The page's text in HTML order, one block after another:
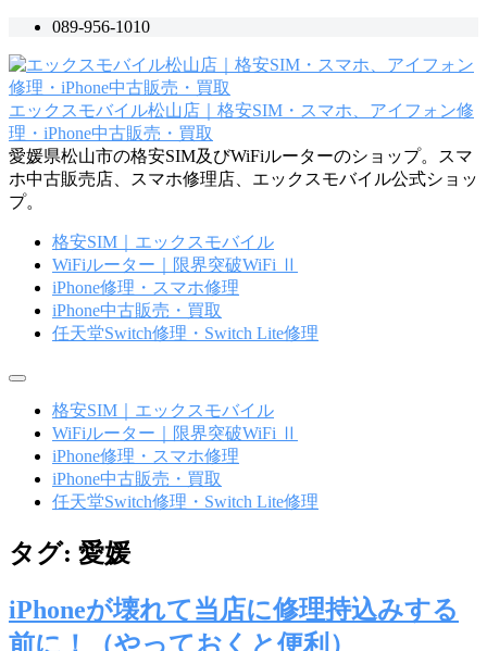
テ
ン
ツ
へ
ス
キ
ッ
089-956-1010
エックスモバイル松山店｜格安SIM・スマホ、アイフォン修
理・iPhone中古販売・買取
愛媛県松山市の格安SIM及びWiFiルーターのショップ。スマ
ホ中古販売店、スマホ修理店、エックスモバイル公式ショッ
プ。
格安SIM｜エックスモバイル
WiFiルーター｜限界突破WiFi Ⅱ
iPhone修理・スマホ修理
iPhone中古販売・買取
任天堂Switch修理・Switch Lite修理
メ
格安SIM｜エックスモバイル
WiFiルーター｜限界突破WiFi Ⅱ
iPhone修理・スマホ修理
iPhone中古販売・買取
任天堂Switch修理・Switch Lite修理
タグ: 愛媛
iPhoneが壊れて当店に修理持込みする
前に！（やっておくと便利）